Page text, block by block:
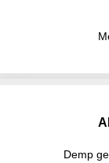
Demp